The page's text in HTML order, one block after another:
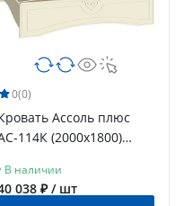
0(0)
Ассоль плюс
114К (2000x1800)
В наличии
038 ₽ / шт